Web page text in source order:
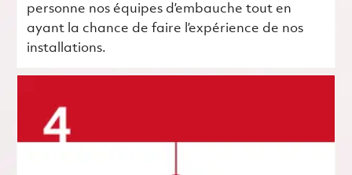
personne nos équipes d’embauche tout en
ayant la chance de faire l’expérience de nos
installations.